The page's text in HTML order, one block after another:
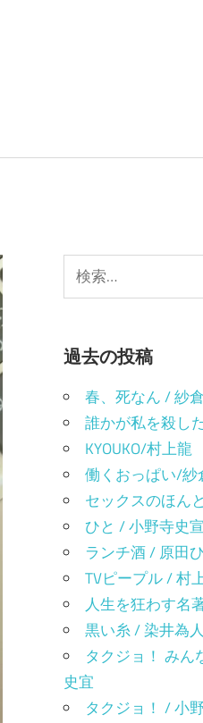
索:
過去の投稿
春、死なん / 紗
誰かが私を殺し
KYOUKO/村上龍
働くおっぱい/紗
セックスのほん
ひと / 小野寺史宣
ランチ酒 / 原田
TVピープル / 村
人生を狂わす名
黒い糸 / 染井為人
タクジョ！ みん
史宜
タクジョ！ / 小